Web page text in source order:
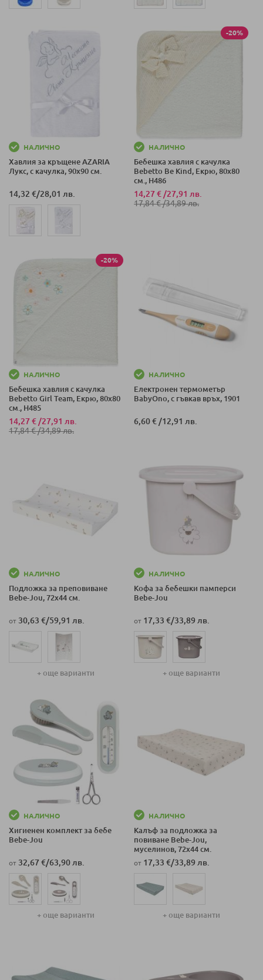
НАЛИЧНО
Хавлия за кръщене AZARIA
Лукс, с качулка, 90х90 см.
14,32 €/28,01 лв.
-20%
НАЛИЧНО
Бебешка хавлия с качулка
Bebetto Be Kind, Екрю, 80х80
см., H486
14,27 €/27,91 лв.
17,84 €/34,89 лв.
-20%
НАЛИЧНО
Бебешка хавлия с качулка
Bebetto Girl Team, Екрю, 80х80
см., H485
14,27 € /27,91 лв.
17,84 €/34,89 лв.
НАЛИЧНО
Електронен термометър
BabyОno, с гъвкав връх, 1901
6,60 € /12,91 лв.
НАЛИЧНО
Подложка за преповиване
Bebe-Jou, 72х44 см.
от 30,63 €/59,91 лв.
+ още варианти
НАЛИЧНО
Кофа за бебешки памперси
Bеbе-Jou
от 17,33 €/33,89 лв.
+ още варианти
НАЛИЧНО
Хигиенен комплект за бебе
Bеbе-Jou
от 32,67 €/63,90 лв.
+ още варианти
НАЛИЧНО
Калъф за подложка за
повиване Bеbе-Jou,
муселинов, 72х44 см.
от 17,33 €/33,89 лв.
+ още варианти